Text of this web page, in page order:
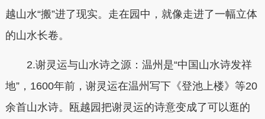
越山水“搬”进了现实。走在园中，就像走进了一幅立体
的山水长卷。
2.谢灵运与山水诗之源：温州是“中国山水诗发祥
地”，1600年前，谢灵运在温州写下《登池上楼》等20
余首山水诗。瓯越园把谢灵运的诗意变成了可以逛的